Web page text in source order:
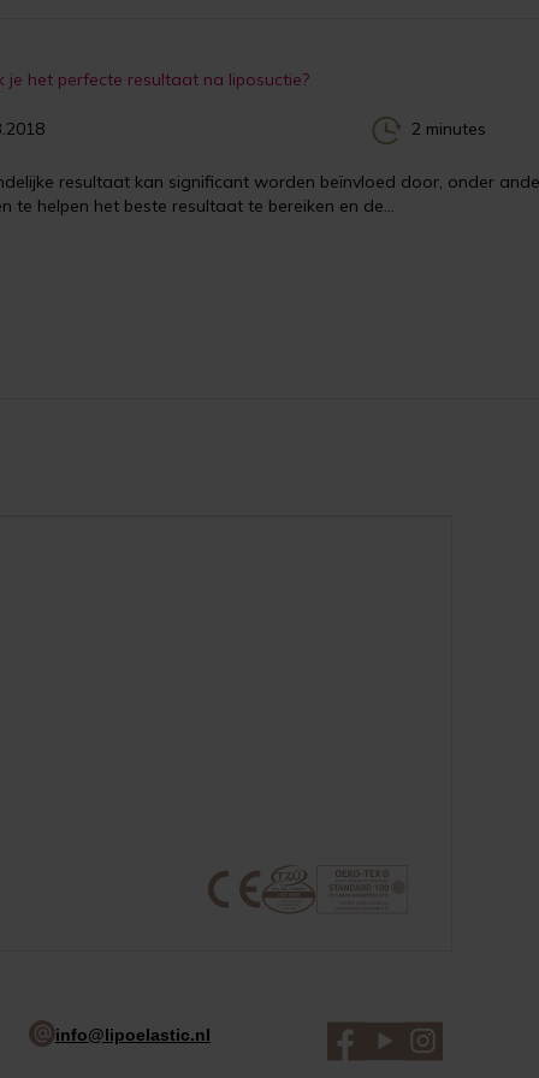
je het perfecte resultaat na liposuctie?
2 minutes
resultaat kan significant worden beïnvloed door, onder
te helpen het beste resultaat te bereiken en de...
info@lipoelastic.nl